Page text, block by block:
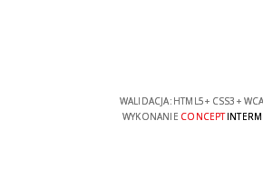
WALIDACJA: HTML5+ CSS3 +
WYKONANIE CONCEPT